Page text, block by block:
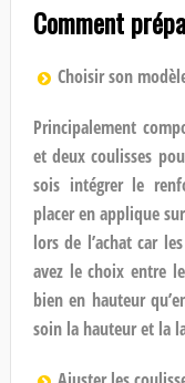
Comment
Choisir son
Principalement
et deux coulisses
sois intégrer le
placer en applique
lors de l’achat car
avez le choix entre
bien en hauteur
soin la hauteur et la